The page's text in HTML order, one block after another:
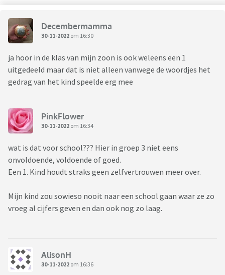
Decembermamma
30-11-2022 om 16:30
ja hoor in de klas van mijn zoon is ook weleens een 1
uitgedeeld maar dat is niet alleen vanwege de woordjes het
gedrag van het kind speelde erg mee
PinkFlower
30-11-2022 om 16:34
wat is dat voor school??? Hier in groep 3 niet eens
onvoldoende, voldoende of goed.
Een 1. Kind houdt straks geen zelfvertrouwen meer over.
Mijn kind zou sowieso nooit naar een school gaan waar ze zo
vroeg al cijfers geven en dan ook nog zo laag.
AlisonH
30-11-2022 om 16:36